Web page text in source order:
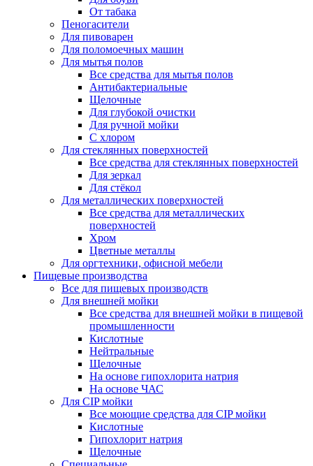
От табака
Пеногасители
Для пивоварен
Для поломоечных машин
Для мытья полов
Все средства для мытья полов
Антибактериальные
Щелочные
Для глубокой очистки
Для ручной мойки
С хлором
Для стеклянных поверхностей
Все средства для стеклянных поверхностей
Для зеркал
Для стёкол
Для металлических поверхностей
Все средства для металлических
поверхностей
Хром
Цветные металлы
Для оргтехники, офисной мебели
Пищевые производства
Все для пищевых производств
Для внешней мойки
Все средства для внешней мойки в пищевой
промышленности
Кислотные
Нейтральные
Щелочные
На основе гипохлорита натрия
На основе ЧАС
Для CIP мойки
Все моющие средства для CIP мойки
Кислотные
Гипохлорит натрия
Щелочные